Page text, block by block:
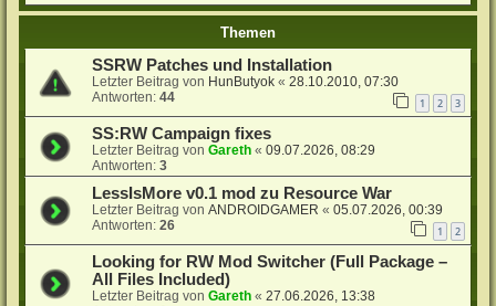
Themen
SSRW Patches und Installation
Letzter Beitrag von HunButyok «28.10.2010, 07:30
Antworten:44 1 2 3
SS:RW Campaign fixes
Letzter Beitrag vonGareth «09.07.2026, 08:29
Antworten:3
LessIsMore v0.1 mod zu Resource War
Letzter Beitrag vonANDROIDGAMER «05.07.2026, 00:39
Antworten:26 1 2
Looking for RW Mod Switcher (Full Package –
All Files Included)
Letzter Beitrag vonGareth «27.06.2026, 13:38